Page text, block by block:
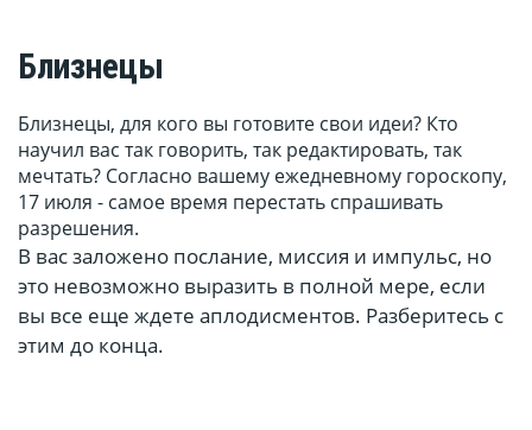
Близнецы
Близнецы, для кого вы готовите свои идеи? Кто
научил вас так говорить, так редактировать, так
мечтать? Согласно вашему ежедневному гороскопу,
17 июля - самое время перестать спрашивать
разрешения.
В вас заложено послание, миссия и импульс, но
это невозможно выразить в полной мере, если
вы все еще ждете аплодисментов. Разберитесь с
этим до конца.